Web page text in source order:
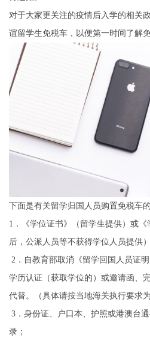
对于大家更关注的疫情后入学的相关
谊留学生免税车，以便第一时间了解
下面是有关留学归国人员购置免税车
1．《学位证书》（留学生提供）或
后，公派人员等不获得学位人员提供）
2．自教育部取消《留学回国人员证
学历认证（获取学位的）或邀请函、
代替。（具体请按当地海关执行要求为
3．身份证、户口本、护照或港澳台
录；